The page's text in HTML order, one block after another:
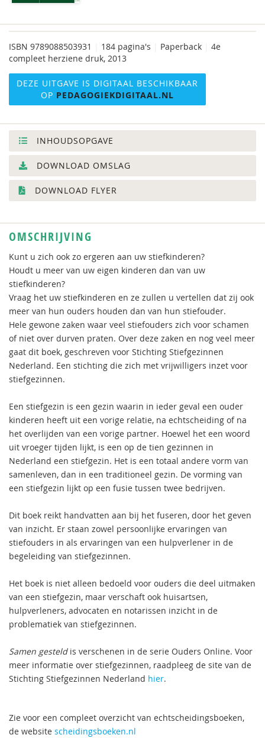
ISBN 9789088503931 184 pagina's Paperback
4e
compleet herziene druk, 2013
DEZE UITGAVE IS DIGITAAL BESCHIKBAAR
OP PEDAGOGIEKDIGITAAL.NL
INHOUDSOPGAVE
DOWNLOAD OMSLAG
DOWNLOAD FLYER
OMSCHRIJVING
Kunt u zich ook zo ergeren aan uw stiefkinderen?
Houdt u meer van uw eigen kinderen dan van uw
stiefkinderen?
Vraag het uw stiefkinderen en ze zullen u vertellen dat zij ook
meer van hun ouders houden dan van hun stiefouder.
Hele gewone zaken waar veel stiefouders zich voor schamen
of niet over durven praten. Over deze zaken en nog veel meer
gaat dit boek, geschreven voor Stichting Stiefgezinnen
Nederland. Een stichting die zich met vrijwilligers inzet voor
stiefgezinnen.
Een stiefgezin is een gezin waarin in ieder geval een ouder
kinderen heeft uit een vorige relatie, na echtscheiding of na
het overlijden van een vorige partner. Hoewel het een woord
uit vroeger tijden lijkt, is een op de tien gezinnen in
Nederland een stiefgezin. Het is een totaal andere vorm van
samenleven, dan in een traditioneel gezin. De vorming van
een stiefgezin lijkt op een fusie tussen twee bedrijven.
Dit boek reikt handvatten aan bij het fuseren, door het geven
van inzicht. Er staan zowel persoonlijke ervaringen van
stiefouders in als ervaringen van een hulpverlener in de
begeleiding van stiefgezinnen.
Het boek is niet alleen bedoeld voor ouders die deel uitmaken
van een stiefgezin, maar verschaft ook huisartsen,
hulpverleners, advocaten en notarissen inzicht in de
problematiek van stiefgezinnen.
Samen gesteldis verschenen in de serie Ouders Online. Voor
meer informatie over stiefgezinnen, raadpleeg de site van de
Stichting Stiefgezinnen Nederland hier.
Zie voor een compleet overzicht van echtscheidingsboeken,
de website scheidingsboeken.nl